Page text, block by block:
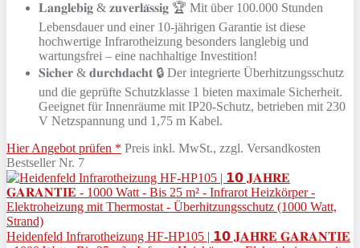
𝐋𝐚𝐧𝐠𝐥𝐞𝐛𝐢𝐠 & 𝐳𝐮𝐯𝐞𝐫𝐥𝐚̈𝐬𝐬𝐢𝐠 🏆 Mit über 100.000 Stunden
Lebensdauer und einer 10-jährigen Garantie ist diese
hochwertige Infrarotheizung besonders langlebig und
wartungsfrei – eine nachhaltige Investition!
𝐒𝐢𝐜𝐡𝐞𝐫 & 𝐝𝐮𝐫𝐜𝐡𝐝𝐚𝐜𝐡𝐭 🔒 Der integrierte Überhitzungsschutz
und die geprüfte Schutzklasse 1 bieten maximale Sicherheit.
Geeignet für Innenräume mit IP20-Schutz, betrieben mit 230
V Netzspannung und 1,75 m Kabel.
Hier Angebot prüfen * Preis inkl. MwSt., zzgl. Versandkosten
Bestseller Nr. 7
Heidenfeld Infrarotheizung HF-HP105 | 𝟭𝟬 𝐉𝐀𝐇𝐑𝐄 𝐆𝐀𝐑𝐀𝐍𝐓𝐈𝐄